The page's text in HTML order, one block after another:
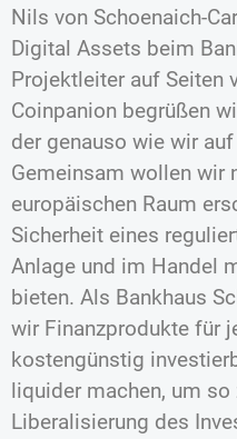
Nils von Schoenaich-
Digital Assets beim
Projektleiter auf Seiten
Coinpanion begrüßen
der genauso wie wir
Gemeinsam wollen wir
europäischen Raum
Sicherheit eines
Anlage und im Handel
bieten. Als Bankhaus
wir Finanzprodukte für
kostengünstig
liquider machen, um
Liberalisierung des